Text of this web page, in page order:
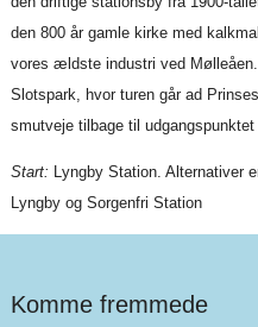
den 800 år gamle kirke med
vores ældste industri ved
Slotspark, hvor turen går ad
smutveje tilbage til
Start: Lyngby Station. Alternativer
Lyngby og Sorgenfri Station
Komme fremmede